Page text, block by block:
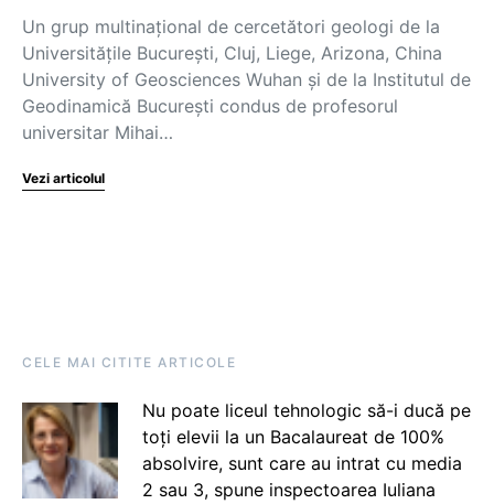
Un grup multinațional de cercetători geologi de la
Universitățile București, Cluj, Liege, Arizona, China
University of Geosciences Wuhan și de la Institutul de
Geodinamică București condus de profesorul
universitar Mihai…
Vezi articolul
CELE MAI CITITE ARTICOLE
Nu poate liceul tehnologic să-i ducă pe
toți elevii la un Bacalaureat de 100%
absolvire, sunt care au intrat cu media
2 sau 3, spune inspectoarea Iuliana